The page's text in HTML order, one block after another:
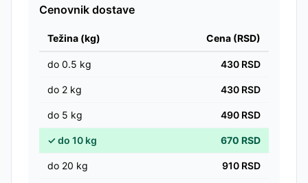
Cenovnik dostave
Težina (kg) Cena (RSD)
do 0.5 kg 430 RSD
do 2 kg 430 RSD
do 5 kg 490 RSD
✓do 10 kg 670 RSD
do 20 kg 910 RSD